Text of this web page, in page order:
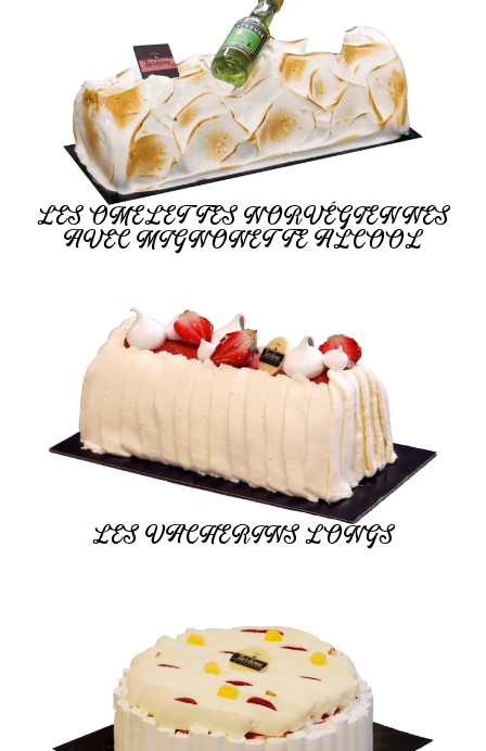
LES OMELETTES NORVÉGIENNES
AVEC MIGNONETTE ALCOOL
LES VACHERINS LONGS